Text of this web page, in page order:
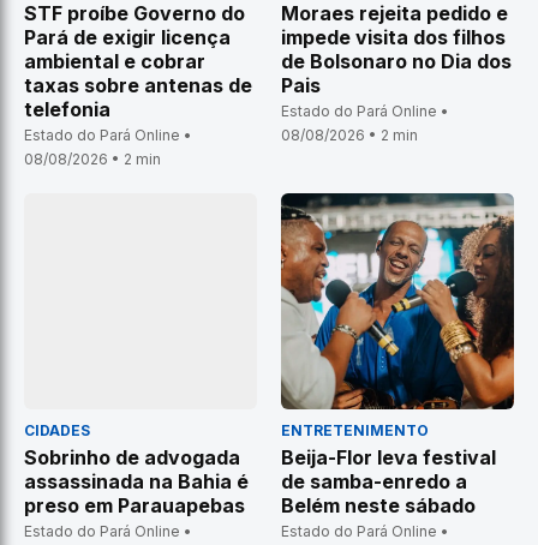
STF proíbe Governo do
Pará de exigir licença
ambiental e cobrar
taxas sobre antenas de
telefonia
Estado do Pará Online •
08/08/2026 • 2 min
Moraes rejeita pedido e
impede visita dos filhos
de Bolsonaro no Dia dos
Pais
Estado do Pará Online •
08/08/2026 • 2 min
CIDADES
Sobrinho de advogada
assassinada na Bahia é
preso em Parauapebas
Estado do Pará Online •
ENTRETENIMENTO
Beija-Flor leva festival
de samba-enredo a
Belém neste sábado
Estado do Pará Online •